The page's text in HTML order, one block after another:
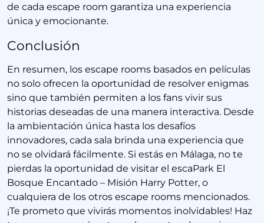
de cada escape room garantiza una experiencia
única y emocionante.
Conclusión
En resumen, los escape rooms basados en películas
no solo ofrecen la oportunidad de resolver enigmas
sino que también permiten a los fans vivir sus
historias deseadas de una manera interactiva. Desde
la ambientación única hasta los desafíos
innovadores, cada sala brinda una experiencia que
no se olvidará fácilmente. Si estás en Málaga, no te
pierdas la oportunidad de visitar el escaPark El
Bosque Encantado – Misión Harry Potter, o
cualquiera de los otros escape rooms mencionados.
¡Te prometo que vivirás momentos inolvidables! Haz